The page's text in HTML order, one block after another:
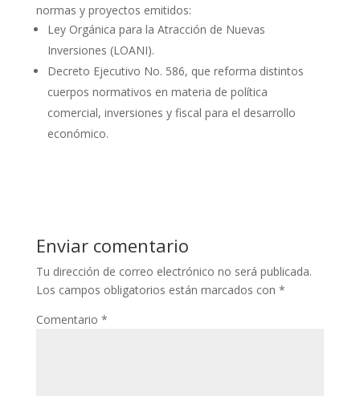
normas y proyectos emitidos:
Ley Orgánica para la Atracción de Nuevas
Inversiones (LOANI).
Decreto Ejecutivo No. 586, que reforma distintos
cuerpos normativos en materia de política
comercial, inversiones y fiscal para el desarrollo
económico.
Enviar comentario
Tu dirección de correo electrónico no será publicada.
Los campos obligatorios están marcados con *
Comentario *